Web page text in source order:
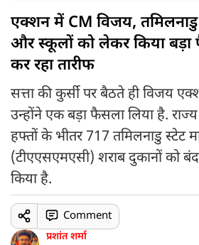
एक्शन में CM विजय, तमिलनाडु
और स्कूलों को लेकर किया बड़ा
कर रहा तारीफ
सत्ता की कुर्सी पर बैठते ही विजय
उन्होंने एक बड़ा फैसला लिया है.
हफ्तों के भीतर 717 तमिलनाडु स्टेट
(टीएएसएमएसी) शराब दुकानों को
किया है.
प्रशांत शर्मा
Comment